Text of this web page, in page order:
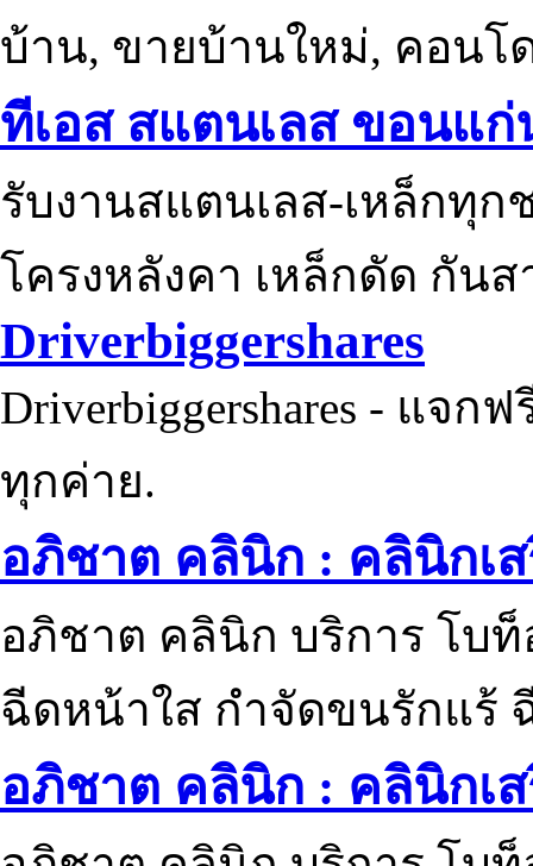
บ้าน, ขายบ้านใหม่, คอนโ
ทีเอส สแตนเลส ขอนแก่
รับงานสแตนเลส-เหล็กทุ
โครงหลังคา เหล็กดัด กัน
Driverbiggershares
Driverbiggershares - แจก
ทุกค่าย.
อภิชาต คลินิก : คลินิกเ
อภิชาต คลินิก บริการ โบ
ฉีดหน้าใส กำจัดขนรักแร้
อภิชาต คลินิก : คลินิกเ